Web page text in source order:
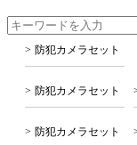
防犯カメラセット
防犯カメラセット
防犯カメラセット